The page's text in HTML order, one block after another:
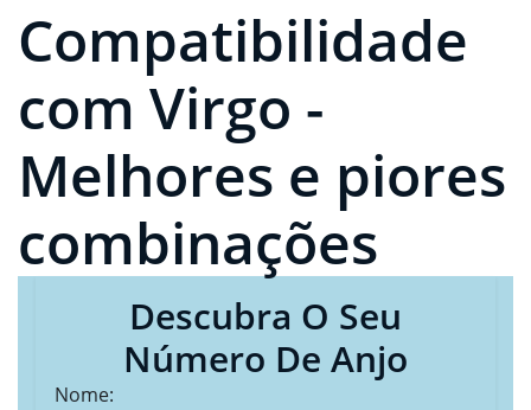
Compatibilidade
com Virgo -
Melhores e piores
combinações
Descubra O Seu
Número De Anjo
Nome: